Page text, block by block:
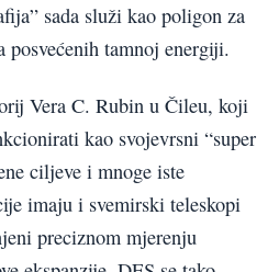
sada služi kao poligon za
posvećenih tamnoj energiji.
Vera C. Rubin u Čileu, koji
kao svojevrsni “super
ciljeve i mnoge iste
imaju i svemirski teleskopi
preciznom mjerenju